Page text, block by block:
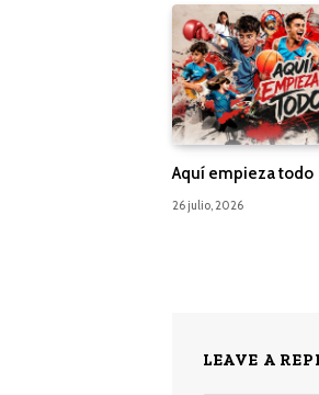
Aquí empieza todo
26 julio, 2026
LEAVE A